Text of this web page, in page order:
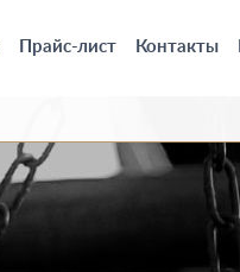
Прайс-лист Контакты